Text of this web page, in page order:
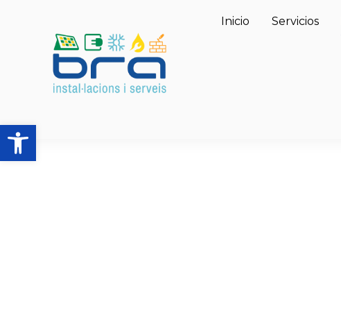
Abrir barra de herramientas
Inicio Servicios